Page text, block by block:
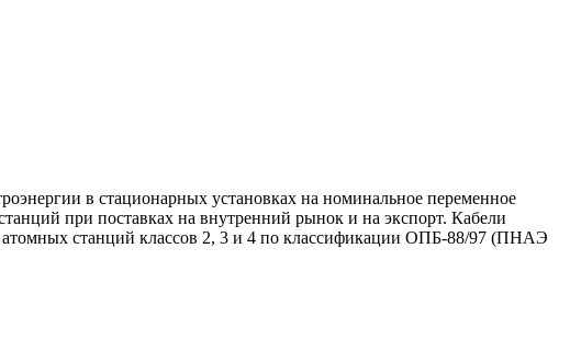
в стационарных установках на номинальное переменное
при поставках на внутренний рынок и на экспорт. Кабели
атомных станций классов 2, 3 и 4 по классификации ОПБ-88/97 (ПНАЭ